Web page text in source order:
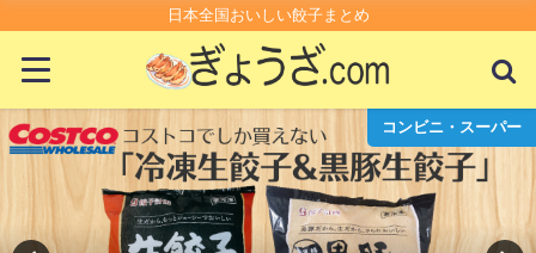
日本全国おいしい餃子まとめ
コンビニ・スーパー